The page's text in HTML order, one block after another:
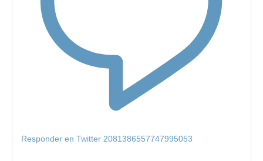
Responder en Twitter 2081386557747995053